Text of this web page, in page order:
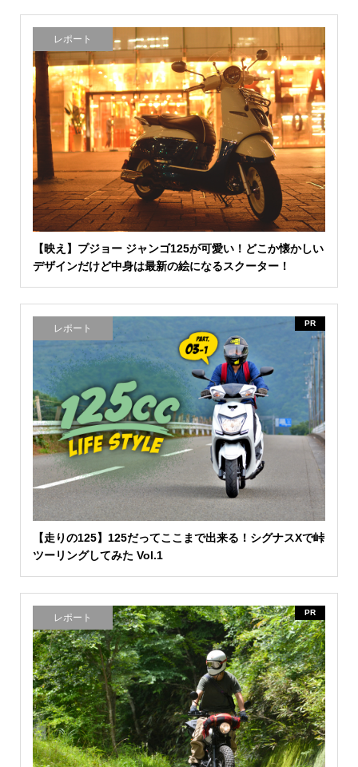
レポート
【映え】プジョー ジャンゴ125が可愛い！どこか懐かしい
デザインだけど中身は最新の絵になるスクーター！
レポート PR
【走りの125】125だってここまで出来る！シグナスXで峠
ツーリングしてみた Vol.1
レポート PR